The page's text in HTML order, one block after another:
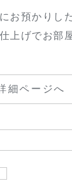
お預かりし
上げでお部
細ページへ